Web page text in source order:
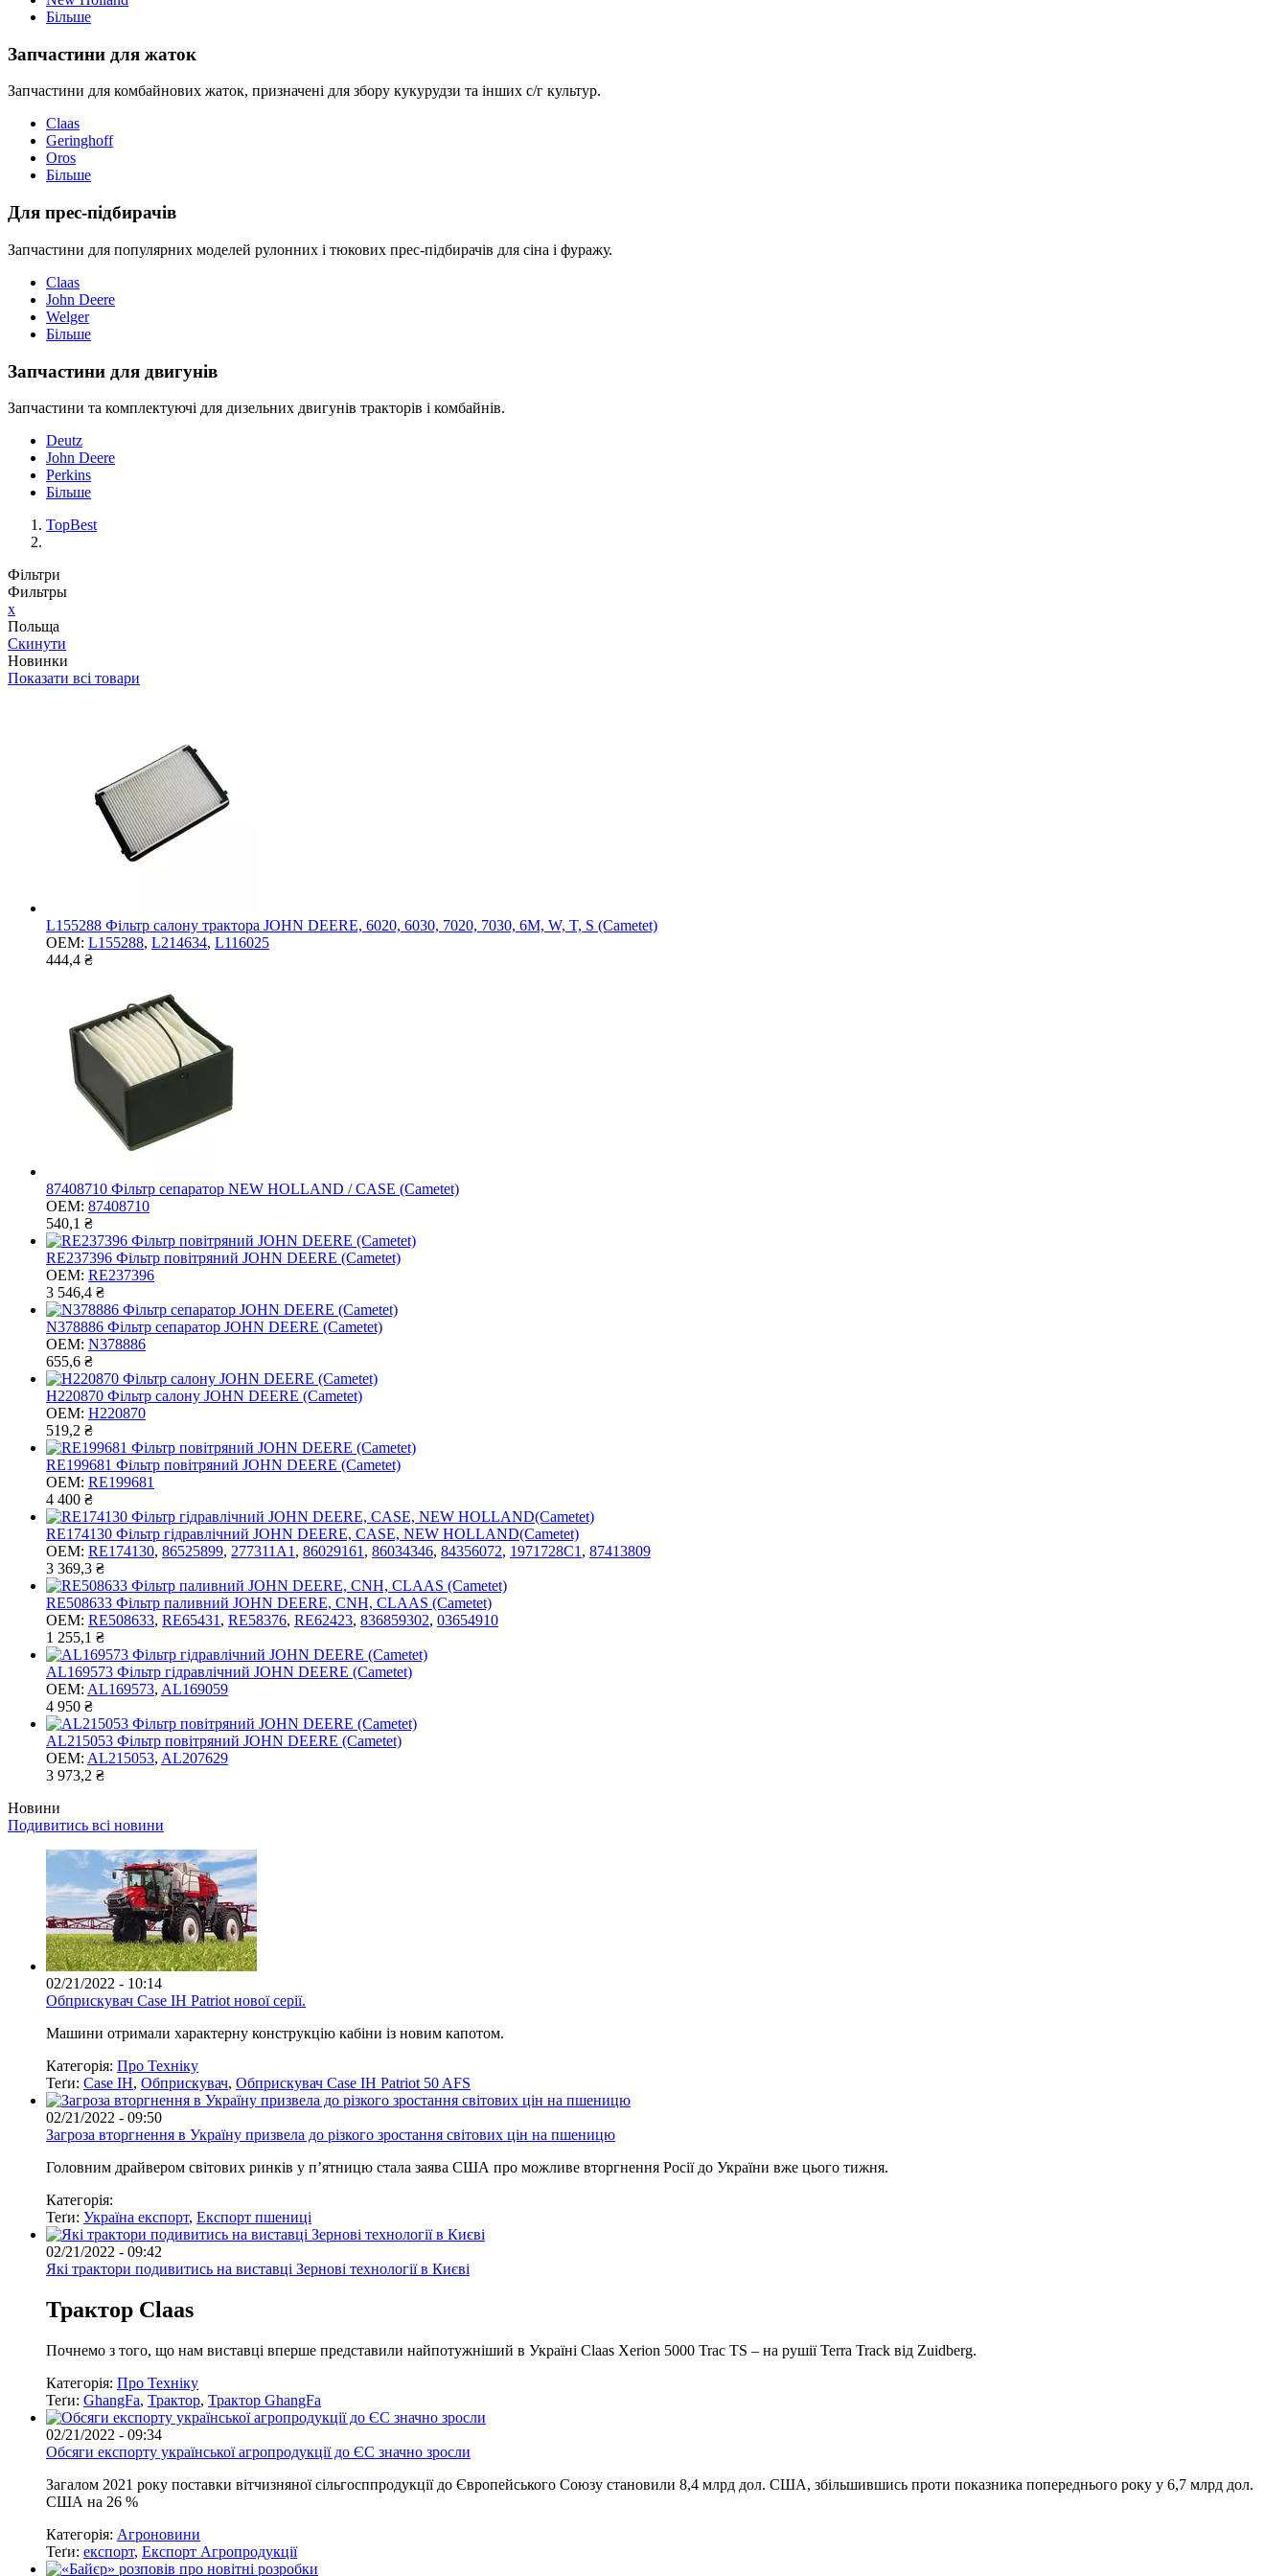
Більше
Запчастини для жаток
Запчастини для комбайнових жаток, призначені для збору кукурудзи та інших с/г культур.
Claas
Geringhoff
Oros
Більше
Для прес-підбирачів
Запчастини для популярних моделей рулонних і тюкових прес-підбирачів для сіна і фуражу.
Claas
John Deere
Welger
Більше
Запчастини для двигунів
Запчастини та комплектуючі для дизельних двигунів тракторів і комбайнів.
Deutz
John Deere
Perkins
Більше
TopBest
Фільтри
Фильтры
x
Польща
Скинути
Новинки
Показати всі товари
L155288 Фільтр салону трактора JOHN DEERE, 6020, 6030, 7020, 7030, 6M, W, T, S (Cametet)
OEM: L155288, L214634, L116025
444,4 ₴
87408710 Фільтр сепаратор NEW HOLLAND / CASE (Cametet)
OEM: 87408710
540,1 ₴
RE237396 Фільтр повітряний JOHN DEERE (Cametet)
OEM: RE237396
3 546,4 ₴
N378886 Фільтр сепаратор JOHN DEERE (Cametet)
OEM: N378886
655,6 ₴
H220870 Фільтр салону JOHN DEERE (Cametet)
OEM: H220870
519,2 ₴
RE199681 Фільтр повітряний JOHN DEERE (Cametet)
OEM: RE199681
4 400 ₴
RE174130 Фільтр гідравлічний JOHN DEERE, CASE, NEW HOLLAND(Cametet)
OEM: RE174130, 86525899, 277311A1 , 86029161 , 86034346, 84356072, 1971728C1 , 87413809
3 369,3 ₴
RE508633 Фільтр паливний JOHN DEERE, CNH, CLAAS (Cametet)
OEM: RE508633, RE65431 , RE58376, RE62423, 836859302, 03654910
1 255,1 ₴
AL169573 Фільтр гідравлічний JOHN DEERE (Cametet)
OEM: AL169573, AL169059
4 950 ₴
AL215053 Фільтр повітряний JOHN DEERE (Cametet)
OEM: AL215053, AL207629
3 973,2 ₴
Новини
Подивитись всі новини
02/21/2022 - 10:14
Обприскувач Case IH Patriot нової серії.
Машини отримали характерну конструкцію кабіни із новим капотом.
Категорія: Про Техніку
Теґи: Case IH, Обприскувач, Обприскувач Case IH Patriot 50 AFS
02/21/2022 - 09:50
Загроза вторгнення в Україну призвела до різкого зростання світових цін на пшеницю
Головним драйвером світових ринків у п’ятницю стала заява США про можливе вторгнення Росії до України вже цього тижня.
Категорія:
Теґи: Україна експорт, Експорт пшениці
02/21/2022 - 09:42
Які трактори подивитись на виставці Зернові технології в Києві
Трактор Claas
Почнемо з того, що нам виставці вперше представили найпотужніший в Україні Claas Xerion 5000 Trac TS – на рушії Terra Track від Zuidberg.
Категорія: Про Техніку
Теґи: GhangFa, Трактор, Трактор GhangFa
02/21/2022 - 09:34
Обсяги експорту української агропродукції до ЄС значно зросли
Загалом 2021 року поставки вітчизняної сільгосппродукції до Європейського Союзу становили 8,4 млрд дол. США, збільшившись проти показника попереднього року у 6,7 млрд дол.
США на 26 %
Категорія: Агроновини
Теґи: експорт, Експорт Агропродукції